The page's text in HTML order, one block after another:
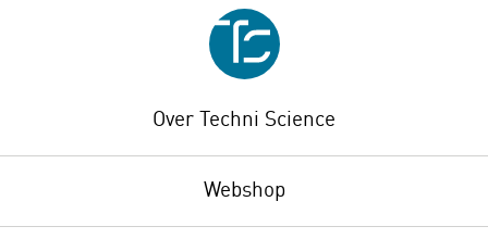
Over Techni Science
Webshop